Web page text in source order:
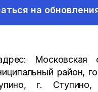
на
Московская
район,
г.